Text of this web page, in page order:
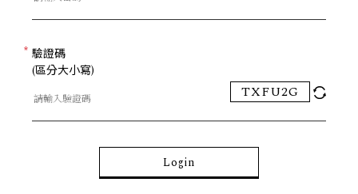
驗證碼
(區分大小寫)
TXFU2G
Login